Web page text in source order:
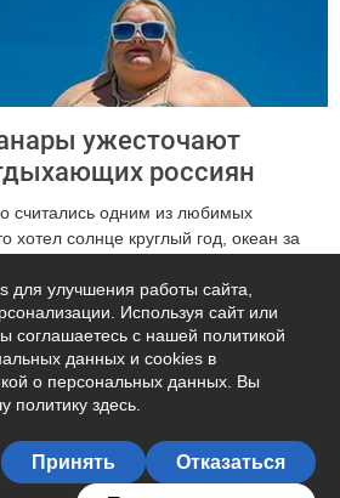
ужесточают
россиян
считались одним из любимых
хотел солнце круглый год, океан за
для улучшения работы сайта,
Используя сайт или
соглашаетесь с нашей политикой
данных и cookies в
о персональных данных. Вы
политику здесь
Принять Отказаться